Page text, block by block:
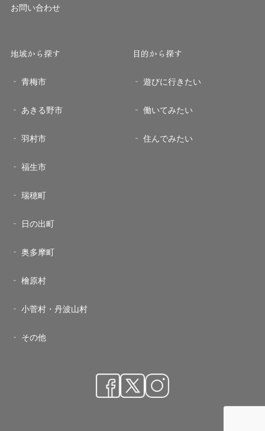
お問い合わせ
地域から探す
青梅市
あきる野市
羽村市
福生市
瑞穂町
日の出町
奥多摩町
檜原村
小菅村・丹波山村
その他
目的から探す
遊びに行きたい
働いてみたい
住んでみたい